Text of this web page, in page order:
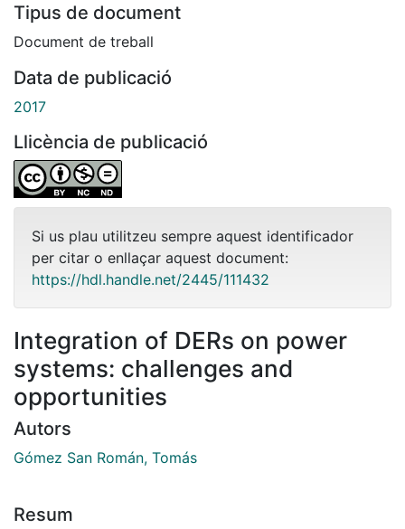
Tipus de document
Document de treball
Data de publicació
2017
Llicència de publicació
Si us plau utilitzeu sempre aquest identificador
per citar o enllaçar aquest document:
https://hdl.handle.net/2445/111432
Integration of DERs on power
systems: challenges and
opportunities
Autors
Gómez San Román, Tomás
Resum